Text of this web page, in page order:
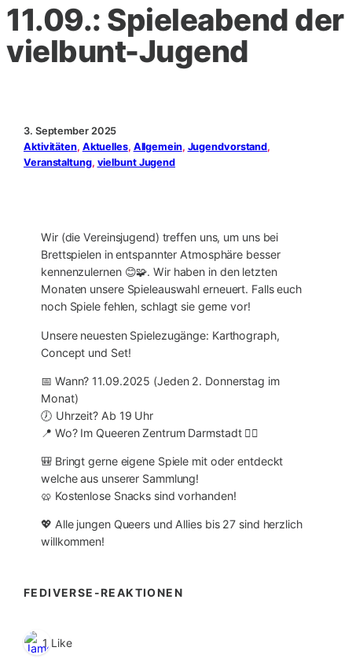
11.09.: Spieleabend der
vielbunt-Jugend
3. September 2025
Aktivitäten, Aktuelles, Allgemein, Jugendvorstand
Veranstaltung, vielbunt Jugend
Wir (die Vereinsjugend) treffen uns, um uns bei
Brettspielen in entspannter Atmosphäre besser
kennenzulernen 😊🧩. Wir haben in den letzten
Monaten unsere Spieleauswahl erneuert. Falls euch
noch Spiele fehlen, schlagt sie gerne vor!
Unsere neuesten Spielezugänge: Karthograph,
Concept und Set!
📅 Wann? 11.09.2025 (Jeden 2. Donnerstag im
Monat)
🕖 Uhrzeit? Ab 19 Uhr
📍 Wo? Im Queeren Zentrum Darmstadt 🏳️‍🌈
🎒 Bringt gerne eigene Spiele mit oder entdeckt
welche aus unserer Sammlung!
🥨 Kostenlose Snacks sind vorhanden!
💖 Alle jungen Queers und Allies bis 27 sind herzlich
willkommen!
FEDIVERSE-REAKTIONEN
1 Like